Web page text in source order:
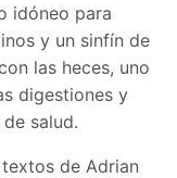
idóneo para
y un sinfín de
las heces, uno
digestiones y
salud.
de Adrian